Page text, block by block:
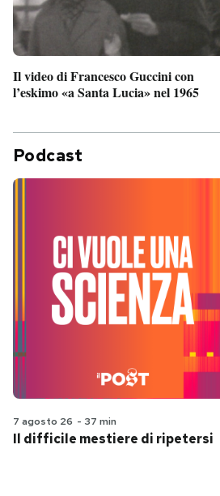
Il video di Francesco Guccini con
l’eskimo «a Santa Lucia» nel 1965
Podcast
7 agosto 26 - 37 min
Il difficile mestiere di ripetersi